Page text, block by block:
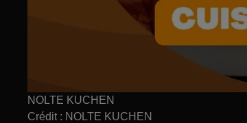
NOLTE KUCHEN
Crédit : NOLTE KUCHEN